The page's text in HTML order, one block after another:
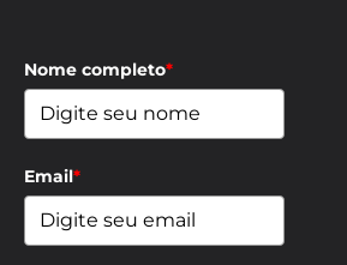
Nome completo*
Email*